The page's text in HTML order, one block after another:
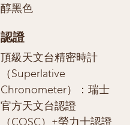
醇黑色
認證
頂級天文台精密時計
（Superlative
Chronometer）：瑞士
官方天文台認證
（COSC）+勞力士認證